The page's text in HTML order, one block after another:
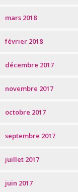
mars 2018
février 2018
décembre 2017
novembre 2017
octobre 2017
septembre 2017
juillet 2017
juin 2017